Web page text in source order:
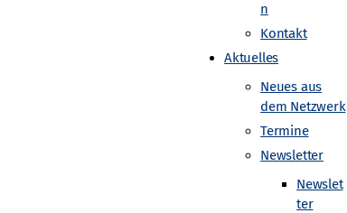
n
Kontakt
Aktuelles
Neues aus
dem Netzwerk
Termine
Newsletter
Newslet
ter
untersuchen